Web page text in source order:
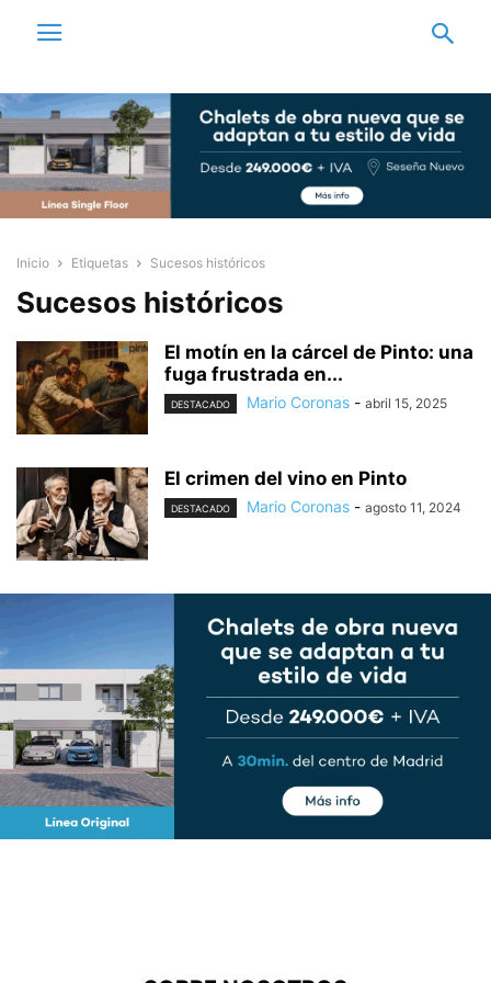
Inicio Etiquetas Sucesos históricos
Sucesos históricos
El motín en la cárcel de Pinto: una
fuga frustrada en...
DESTACADO Mario Coronas - abril 15, 2025
El crimen del vino en Pinto
DESTACADO Mario Coronas - agosto 11, 2024